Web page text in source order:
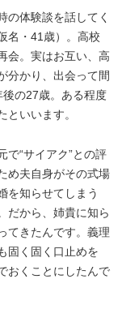
体験談を話してく
名・41歳）。高校
会。実はお互い、高
分かり、出会って間
の27歳。ある程度
いいます。
で“サイアク”との評
め夫自身がその式場
を知らせてしまう
だから、姉貴に知ら
てきたんです。義理
固く固く口止めを
おくことにしたんで